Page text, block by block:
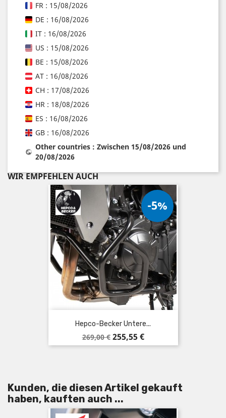
FR : 15/08/2026
DE : 16/08/2026
IT : 16/08/2026
US : 15/08/2026
BE : 15/08/2026
AT : 16/08/2026
CH : 17/08/2026
HR : 18/08/2026
ES : 16/08/2026
GB : 16/08/2026
Other countries : Zwischen 15/08/2026 und
20/08/2026
WIR EMPFEHLEN AUCH
Hepco-Becker Untere...
Verkaufspreis
269,00 €
-5%
Preis
255,55 €
Kunden, die diesen Artikel gekauft
haben, kauften auch ...